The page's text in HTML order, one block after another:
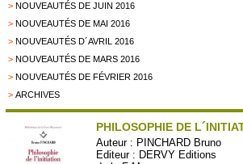
> NOUVEAUTÉS DE JUIN 2016
> NOUVEAUTÉS DE MAI 2016
> NOUVEAUTÉS D´AVRIL 2016
> NOUVEAUTÉS DE MARS 2016
> NOUVEAUTÉS DE FÉVRIER 2016
> ARCHIVES
PHILOSOPHIE DE
Auteur : PINCHARD Bruno
Editeur : DERVY Editions